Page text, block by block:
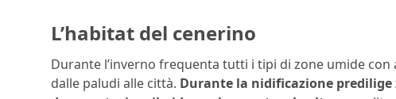
L’habitat del cenerino
Durante l’inverno frequenta tutti i tipi di zone umide
dalle paludi alle città. Durante la nidificazione predilige